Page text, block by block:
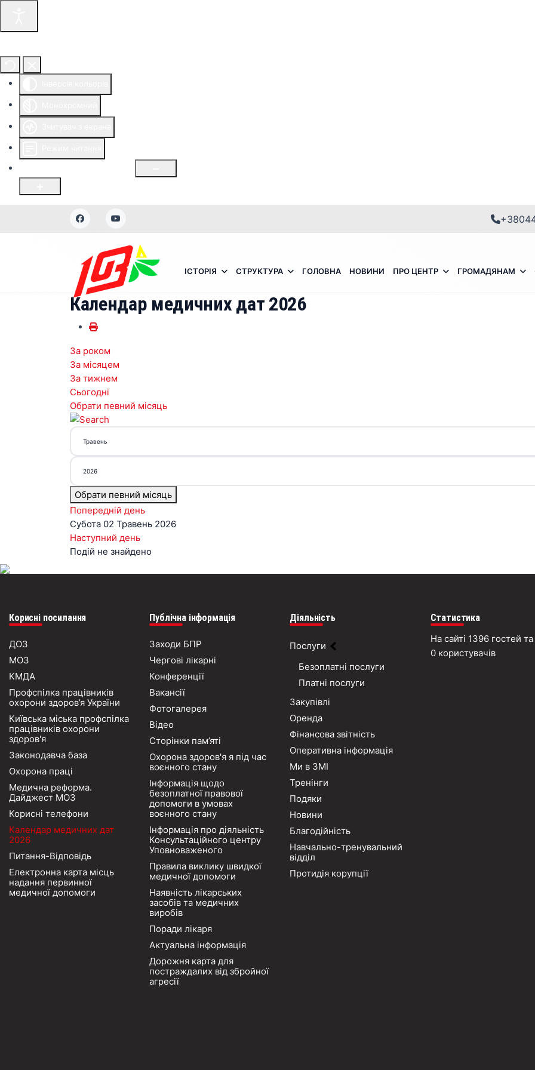
ІСТОРІЯ СТРУКТУРА ГОЛОВНА НОВИНИ ПРО ЦЕНТР ГРОМАДЯНАМ
Календар медичних дат 2026
За роком
За місяцем
За тижнем
Сьогодні
Обрати певний місяць
Обрати певний місяць
Попередній день
Субота 02 Травень 2026
Наступний день
Подій не знайдено
Корисні посилання
ДОЗ
МОЗ
КМДА
Профспілка працівників
охорони здоров’я України
Київська міська профспілка
працівників охорони
здоров'я
Законодавча база
Охорона праці
Медична реформа.
Дайджест МОЗ
Корисні телефони
Календар медичних дат
2026
Питання-Відповідь
Електронна карта місць
надання первинної
медичної допомоги
Публічна інформація
Заходи БПР
Чергові лікарні
Конференції
Вакансії
Фотогалерея
Відео
Сторінки пам’яті
Охорона здоров'я я під час
воєнного стану
Інформація щодо
безоплатної правової
допомоги в умовах
воєнного стану
Інформація про діяльність
Консультаційного центру
Уповноваженого
Правила виклику швидкої
медичної допомоги
Наявність лікарських
засобів та медичних
виробів
Поради лікаря
Актуальна інформація
Дорожня карта для
постраждалих від збройної
агресії
Діяльність
Послуги
Безоплатні послуги
Платні послуги
Закупівлі
Оренда
Фінансова звітність
Оперативна інформація
Ми в ЗМІ
Тренінги
Подяки
Новини
Благодійність
Навчально-тренувальний
відділ
Протидія корупції
Статистика
На сайті 1396 гостей та
0 користувачів